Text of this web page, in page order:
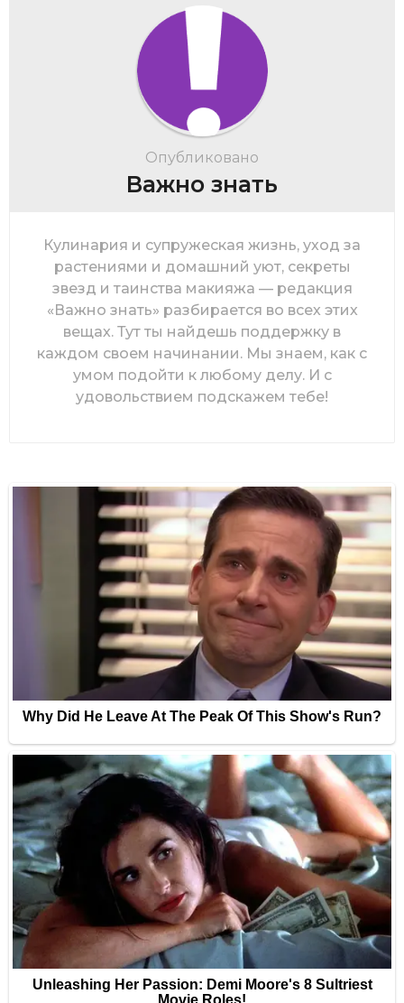
Опубликовано
Важно знать
Кулинария и супружеская жизнь, уход за
растениями и домашний уют, секреты
звезд и таинства макияжа — редакция
«Важно знать» разбирается во всех этих
вещах. Тут ты найдешь поддержку в
каждом своем начинании. Мы знаем, как с
умом подойти к любому делу. И с
удовольствием подскажем тебе!